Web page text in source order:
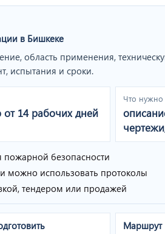
в Бишкеке
область применения,
испытания и сроки.
от 14 рабочих дней
Что нужно
безопасности
можно использовать протоколы
тендером или продажей
Маршрут